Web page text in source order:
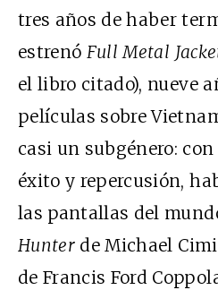
tres años de haber
estrenó Full Metal
el libro citado), nueve
películas sobre
casi un subgénero:
éxito y repercusión,
las pantallas del
Hunter de Michael
de Francis Ford